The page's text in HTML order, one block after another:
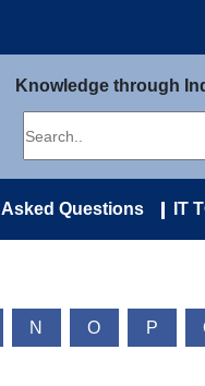
Knowledge through
Questions IT
N O P